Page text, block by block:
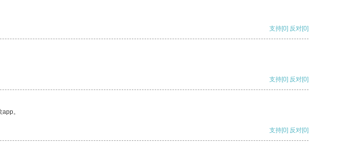
支持[0] 反对[0]
支持[0] 反对[0]
。
支持[0] 反对[0]